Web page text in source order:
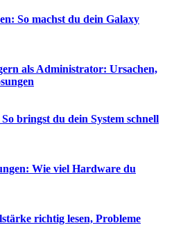
So machst du dein Galaxy
als Administrator: Ursachen,
bringst du dein System schnell
Wie viel Hardware du
richtig lesen, Probleme